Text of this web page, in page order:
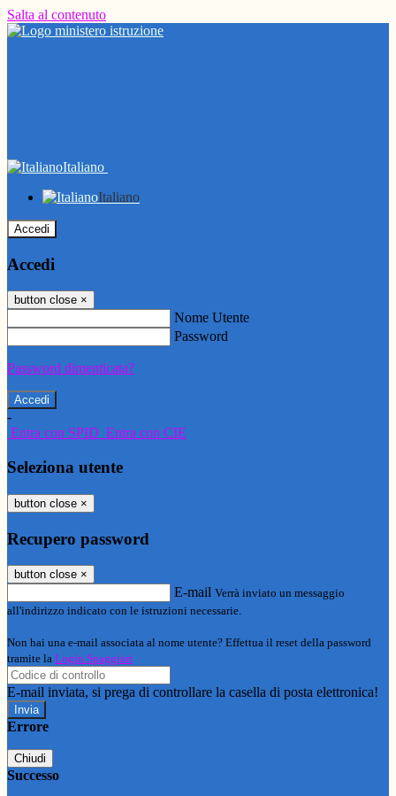
Salta al contenuto
Italiano
Italiano
Accedi
Accedi
button close ×
Nome Utente
Password
Password dimenticata?
-
Entra con SPID Entra con CIE
Seleziona utente
button close ×
Recupero password
button close ×
E-mail Verrà inviato un messaggio
all'indirizzo indicato con le istruzioni necessarie.
Non hai una e-mail associata al nome utente? Effettua il reset della password
tramite la Login Spaggiari
E-mail inviata, si prega di controllare la casella di posta elettronica!
Errore
Chiudi
Successo